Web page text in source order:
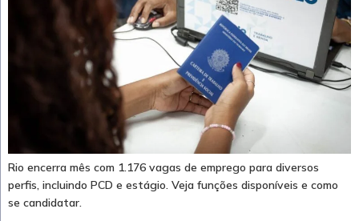
Rio encerra mês com 1.176 vagas de emprego para diversos
perfis, incluindo PCD e estágio. Veja funções disponíveis e como
se candidatar.